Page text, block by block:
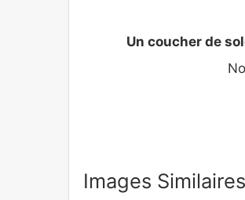
Un coucher de
Images Similaires